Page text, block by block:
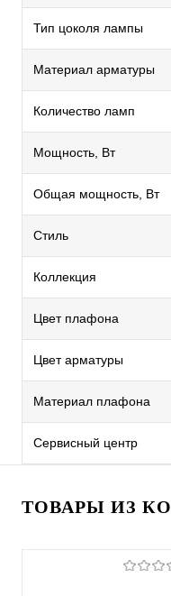
Тип цоколя лампы
Материал арматуры
Количество ламп
Мощность, Вт
Общая мощность, Вт
Стиль
Коллекция
Цвет плафона
Цвет арматуры
Материал плафона
Сервисный центр
ТОВАРЫ ИЗ